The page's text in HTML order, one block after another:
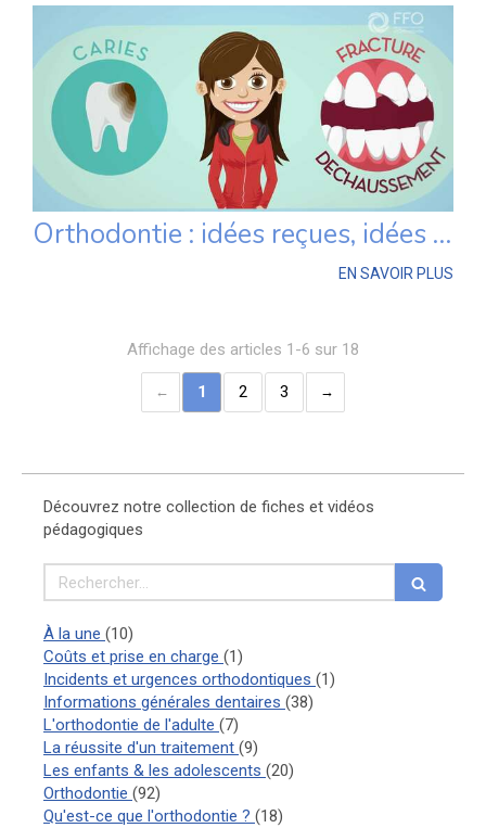
Orthodontie : idées reçues, idées revues
EN SAVOIR PLUS
Affichage des articles 1-6 sur 18
1 2 3
Découvrez notre collection de fiches et vidéos
pédagogiques
Rechercher
À la une (10)
Coûts et prise en charge (1)
Incidents et urgences orthodontiques (1)
Informations générales dentaires (38)
L'orthodontie de l'adulte (7)
La réussite d'un traitement (9)
Les enfants & les adolescents (20)
Orthodontie (92)
Qu'est-ce que l'orthodontie ? (18)